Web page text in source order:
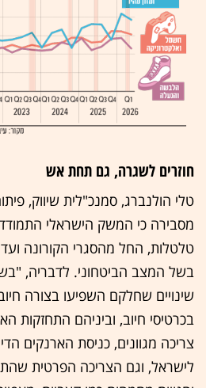
חוזרים לשגרה, גם תחת אש
טלי הולנברג, סמנכ"לית שיווק,
מסבירה כי המשק הישראלי
טלטלות, החל מהסגרי הקורונה
בשל המצב הביטחוני. לדבריה,
שינויים שחלקם השפיעו בצורה
בכרטיסי חיוב, וביניהם התחזקות
צריכה מגוונים, כניסת הארנקים
לישראל, וגם הצריכה הפרטית